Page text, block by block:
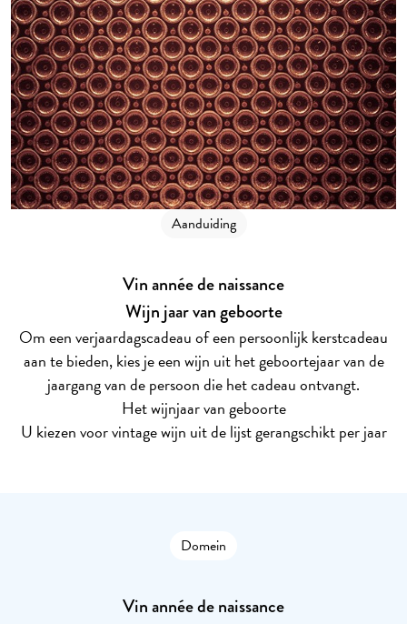
Aanduiding
Vin année de naissance
Wijn jaar van geboorte
Om een verjaardagscadeau of een persoonlijk kerstcadeau
aan te bieden, kies je een wijn uit het geboortejaar van de
jaargang van de persoon die het cadeau ontvangt.
Het wijnjaar van geboorte
U kiezen voor vintage wijn uit de lijst gerangschikt per jaar
Domein
Vin année de naissance